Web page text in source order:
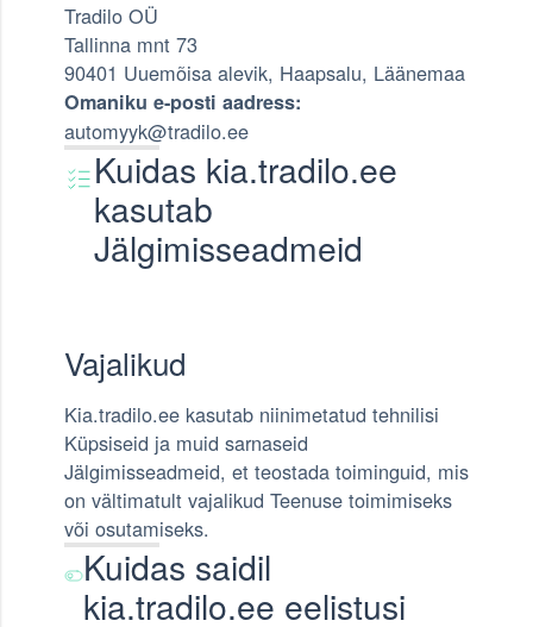
Tradilo OÜ
Tallinna mnt 73
90401 Uuemõisa alevik, Haapsalu, Läänemaa
Omaniku e-posti aadress:
automyyk@tradilo.ee
Kuidas kia.tradilo.ee
kasutab
Jälgimisseadmeid
Vajalikud
Kia.tradilo.ee kasutab niinimetatud tehnilisi
Küpsiseid ja muid sarnaseid
Jälgimisseadmeid, et teostada toiminguid, mis
on vältimatult vajalikud Teenuse toimimiseks
või osutamiseks.
Kuidas saidil
kia.tradilo.ee eelistusi